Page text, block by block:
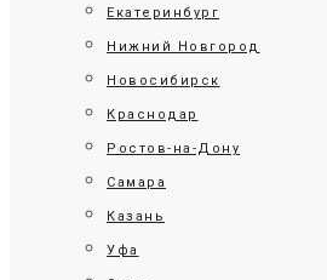
Екатеринбург
Нижний Новгород
Новосибирск
Краснодар
Ростов-на-Дону
Самара
Казань
Уфа